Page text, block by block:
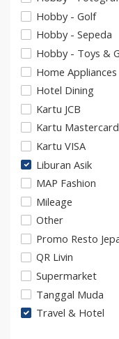
Hobby - Golf
Hobby - Sepeda
Hobby - Toys &
Home Appliances
Hotel Dining
Kartu JCB
Kartu Mastercard
Kartu VISA
Liburan Asik
MAP Fashion
Mileage
Other
Promo Resto
QR Livin
Supermarket
Tanggal Muda
Travel & Hotel